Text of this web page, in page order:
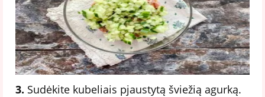
3. Sudėkite kubeliais pjaustytą šviežią agurką.